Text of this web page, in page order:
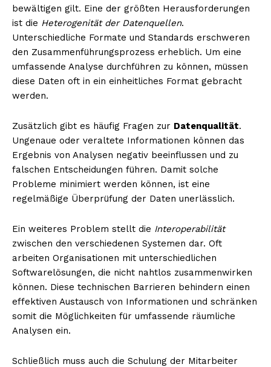
bewältigen gilt. Eine der größten Herausforderungen
ist die Heterogenität der Datenquellen.
Unterschiedliche Formate und Standards erschweren
den Zusammenführungsprozess erheblich. Um eine
umfassende Analyse durchführen zu können, müssen
diese Daten oft in ein einheitliches Format gebracht
werden.
Zusätzlich gibt es häufig Fragen zur Datenqualität.
Ungenaue oder veraltete Informationen können das
Ergebnis von Analysen negativ beeinflussen und zu
falschen Entscheidungen führen. Damit solche
Probleme minimiert werden können, ist eine
regelmäßige Überprüfung der Daten unerlässlich.
Ein weiteres Problem stellt die Interoperabilität
zwischen den verschiedenen Systemen dar. Oft
arbeiten Organisationen mit unterschiedlichen
Softwarelösungen, die nicht nahtlos zusammenwirken
können. Diese technischen Barrieren behindern einen
effektiven Austausch von Informationen und schränken
somit die Möglichkeiten für umfassende räumliche
Analysen ein.
Schließlich muss auch die Schulung der Mitarbeiter